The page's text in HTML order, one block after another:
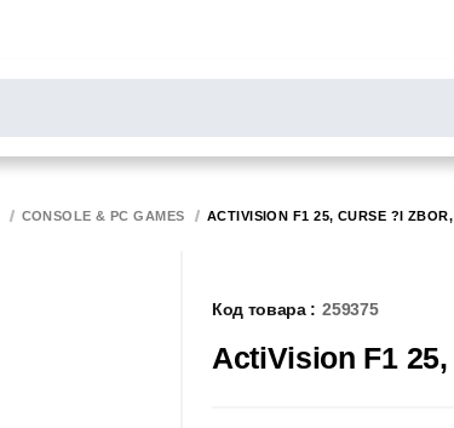
CONSOLE & PC GAMES ACTIVISION F1 25, CURSE ?I
Код товара : 259375
ActiVision F1